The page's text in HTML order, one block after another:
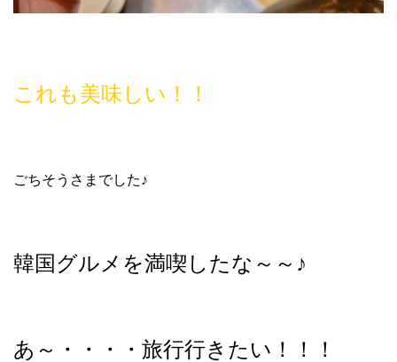
これも美味しい！！
ごちそうさまでした♪
韓国グルメを満喫したな～～♪
あ～・・・・旅行行きたい！！！